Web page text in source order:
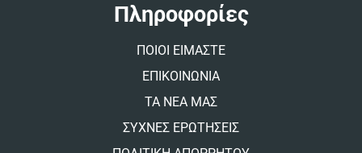
Πληροφορίες
ΠΟΙΟΙ ΕΙΜΑΣΤΕ
ΕΠΙΚΟΙΝΩΝΙΑ
ΤΑ ΝΕΑ ΜΑΣ
ΣΥΧΝΕΣ ΕΡΩΤΗΣΕΙΣ